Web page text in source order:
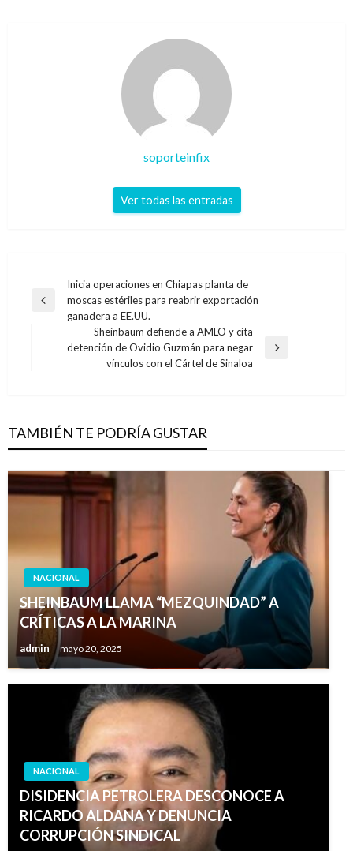
soporteinfix
Ver todas las entradas
Navegación
de
Entrada
Inicia operaciones en Chiapas planta de
moscas estériles para reabrir exportación
ganadera a EE.UU.
Entrada
Sheinbaum defiende a AMLO y cita
detención de Ovidio Guzmán para negar
vínculos con el Cártel de Sinaloa
TAMBIÉN TE PODRÍA GUSTAR
NACIONAL
SHEINBAUM LLAMA “MEZQUINDAD” A
CRÍTICAS A LA MARINA
admin mayo 20, 2025
NACIONAL
DISIDENCIA PETROLERA DESCONOCE A
RICARDO ALDANA Y DENUNCIA
CORRUPCIÓN SINDICAL